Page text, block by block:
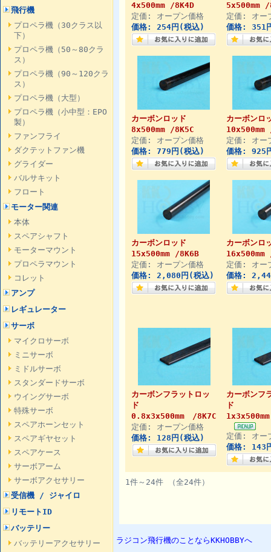
飛行機
プロペラ機（30クラス以
下）
プロペラ機（50～80クラ
ス）
プロペラ機（90～120クラ
ス）
プロペラ機（大型）
プロペラ機（小中型：EPO
製）
ファンフライ
ダクテットファン機
グライダー
バルサキット
フロート
モーター関連
本体
スペアシャフト
モーターマウント
プロペラマウント
コレット
アンプ
レギュレーター
サーボ
マイクロサーボ
ミニサーボ
ミドルサーボ
スタンダードサーボ
ウイングサーボ
特殊サーボ
スペアホーンセット
スペアギヤセット
スペアケース
サーボアーム
サーボアクセサリー
受信機 / ジャイロ
リモートID
バッテリー
バッテリーアクセサリー
4x500mm /8K4D
定価: オープン価格
価格: 254円(税込)
5x500mm /
定価: オー
価格: 351
カーボンロッド
8x500mm /8K5C
定価: オープン価格
価格: 779円(税込)
カーボンロ
10x500mm
定価: オー
価格: 925
カーボンロッド
15x500mm /8K6B
定価: オープン価格
価格: 2,080円(税込)
カーボンロ
16x500mm
定価: オー
価格:
カーボンフラットロッ
ド
0.8x3x500mm /8K7C
定価: オープン価格
価格: 128円(税込)
カーボンフ
ド
定価: オー
価格: 143
1件～24件 （全24件）
ラジコン飛行機のことならKKHOBBYへ